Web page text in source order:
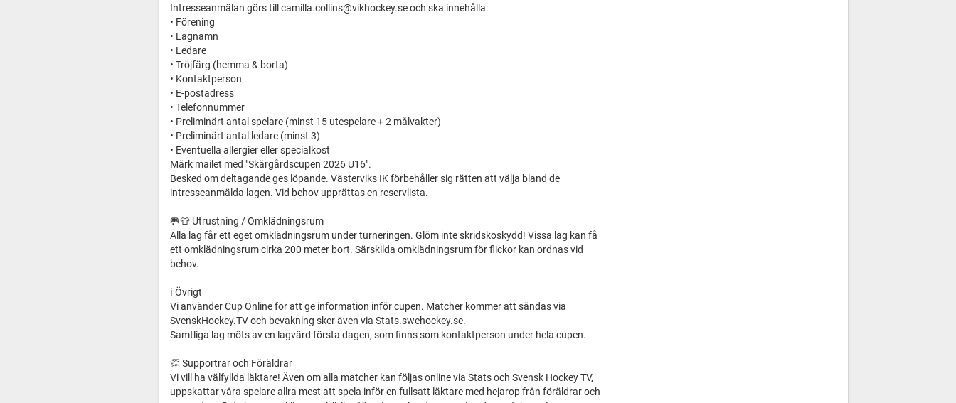
Intresseanmälan görs till camilla.collins@vikhockey.se och ska innehålla:
• Förening
• Lagnamn
• Ledare
• Tröjfärg (hemma & borta)
• Kontaktperson
• E-postadress
• Telefonnummer
• Preliminärt antal spelare (minst 15 utespelare + 2 målvakter)
• Preliminärt antal ledare (minst 3)
• Eventuella allergier eller specialkost
Märk mailet med "Skärgårdscupen 2026 U16".
Besked om deltagande ges löpande. Västerviks IK förbehåller sig rätten att välja bland de
intresseanmälda lagen. Vid behov upprättas en reservlista.
🥅👕 Utrustning / Omklädningsrum
Alla lag får ett eget omklädningsrum under turneringen. Glöm inte skridskoskydd! Vissa lag kan få
ett omklädningsrum cirka 200 meter bort. Särskilda omklädningsrum för flickor kan ordnas vid
behov.
ℹ️ Övrigt
Vi använder Cup Online för att ge information inför cupen. Matcher kommer att sändas via
SvenskHockey.TV och bevakning sker även via Stats.swehockey.se.
Samtliga lag möts av en lagvärd första dagen, som finns som kontaktperson under hela cupen.
👏 Supportrar och Föräldrar
Vi vill ha välfyllda läktare! Även om alla matcher kan följas online via Stats och Svensk Hockey TV,
uppskattar våra spelare allra mest att spela inför en fullsatt läktare med hejarop från föräldrar och